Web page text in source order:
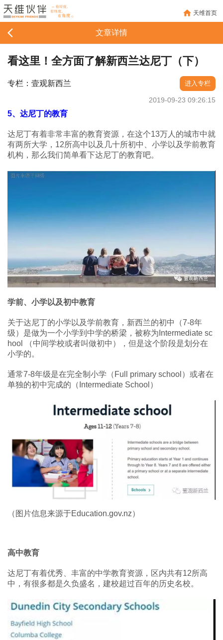
天维首页
文章详情
看这里！全方面了解新西兰达尼丁（下）
专栏：壹观新西兰 进入专栏
2019-09-23 09:26:15
5、达尼丁的教育
达尼丁有着非常丰富的教育资源，在这个13万人的城市中就
有两所大学，12所高中以及几十所初中、小学以及学前教育
机构，那么我们简单看下达尼丁的教育吧。
学前、小学以及初中教育
关于达尼丁的小学以及学前教育，新西兰的初中（7-8年
级）是做为一个小学到中学的桥梁，被称为Intermediate sc
hool （中间学校或者叫做初中），但是这个阶段是划分在
小学的。
通常7-8年级是在完全制小学（Full primary school）或者在
单独的初中完成的（Intermediate School）
（图片信息来源于Education.gov.nz）
高中教育
达尼丁有着优秀、丰富的中学教育资源，区内共有12所高
中，有很多都是久负盛名，建校超过百年的历史名校。